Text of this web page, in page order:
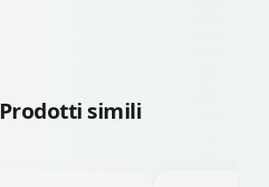
Prodotti simili